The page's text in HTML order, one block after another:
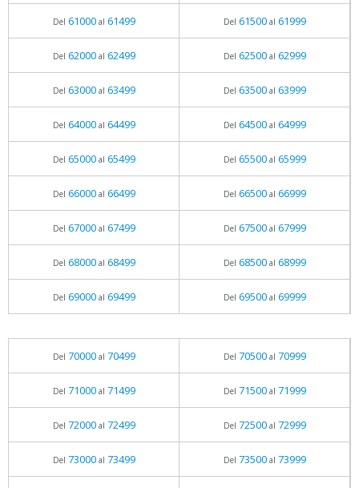
Del 61000al 61499 Del 61500al 61999
Del 62000al 62499 Del 62500al 62999
Del 63000al 63499 Del 63500al 63999
Del 64000al 64499 Del 64500al 64999
Del 65000al 65499 Del 65500al 65999
Del 66000al 66499 Del 66500al 66999
Del 67000al 67499 Del 67500al 67999
Del 68000al 68499 Del 68500al 68999
Del 69000al 69499 Del 69500al 69999
Del 70000al 70499 Del 70500al 70999
Del 71000al 71499 Del 71500al 71999
Del 72000al 72499 Del 72500al 72999
Del 73000al 73499 Del 73500al 73999